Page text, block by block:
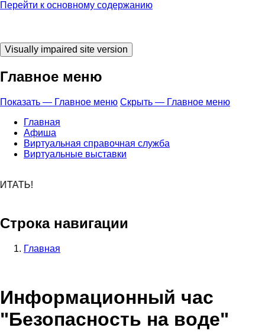
Перейти к основному содержанию
Главное меню
Показать — Главное меню Скрыть — Главное меню
Главная
Афиша
Виртуальная справочная служба
Виртуальные выставки
время
Строка навигации
Главная
Информационный час
"Безопасность на воде"